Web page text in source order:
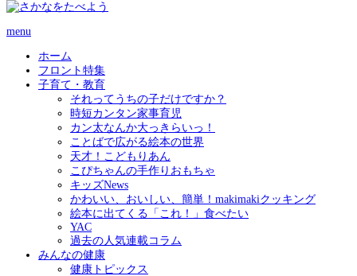
menu
ホーム
フロント特集
子育て・教育
それってうちの子だけですか？
時短カンタン家事育児
カン太なんか大っきらいっ！
ことばで広がる絵本の世界
天才！こどもりあん
こぴちゃんの手作りおもちゃ
キッズNews
かわいい、おいしい、簡単！makimakiクッキング
絵本に出てくる「これ！」食べたい
YAC
過去の人気連載コラム
みんなの健康
健康トピックス